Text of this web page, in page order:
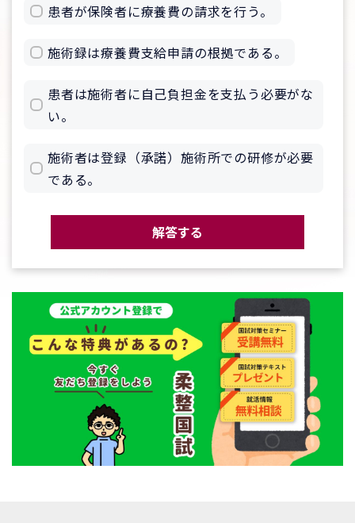
患者が保険者に療養費の請求を行う。
施術録は療養費支給申請の根拠である。
患者は施術者に自己負担金を支払う必要がな
い。
施術者は登録（承諾）施術所での研修が必要
である。
解答する